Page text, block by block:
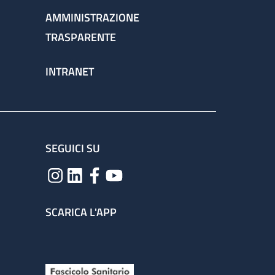
AMMINISTRAZIONE
TRASPARENTE
INTRANET
SEGUICI SU
SCARICA L'APP